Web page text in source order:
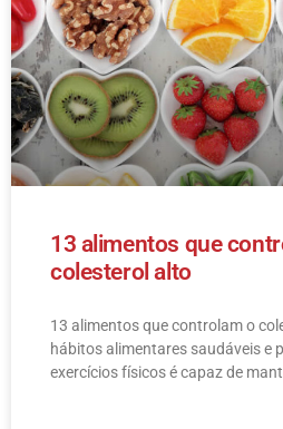
13 alimentos que
colesterol alto
13 alimentos que controlam o
hábitos alimentares saudáveis e
exercícios físicos é capaz de